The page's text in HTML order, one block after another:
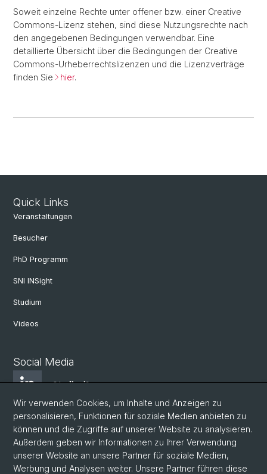
Soweit einzelne Rechte unter offener bzw. einer Creative
Commons-Lizenz stehen, sind diese Nutzungsrechte nach
den angegebenen Bedingungen verwendbar. Eine
detaillierte Übersicht über die Bedingungen der Creative
Commons-Urheberrechtslizenzen und die Lizenzverträge
finden Sie
hier.
Quick Links
Veranstaltungen
Besucher
PhD Programm
SNI INSight
Studium
Videos
Social Media
LindkedIn
BlueSky
YouTube
Wir verwenden Cookies, um Inhalte und Anzeigen zu
personalisieren, Funktionen für soziale Medien anbieten zu
können und die Zugriffe auf unserer Website zu analysieren.
Außerdem geben wir Informationen zu Ihrer Verwendung
unserer Website an unsere Partner für soziale Medien,
Werbung und Analysen weiter. Unsere Partner führen diese